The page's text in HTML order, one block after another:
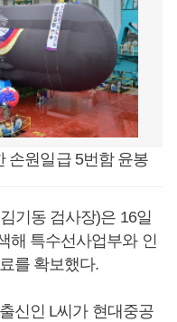
손원일급 5번함 윤봉
기동 검사장)은 16일
해 특수선사업부와 인
를 확보했다.
신인 L씨가 현대중공